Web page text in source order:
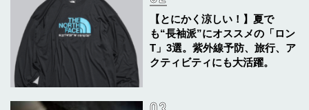
【とにかく涼しい！】夏で
も“長袖派”にオススメの「ロン
T」3選。紫外線予防、旅行、ア
クティビティにも大活躍。